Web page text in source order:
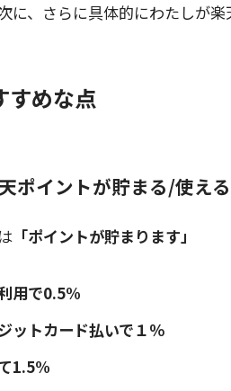
に、さらに具体的にわたしが
すめな点
ポイントが貯まる/使える
「ポイントが貯まります」
用で0.5%
ットカード払いで１％
1.5%